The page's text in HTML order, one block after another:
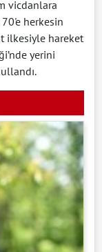
vicdanlara
herkesin
ilkesiyle hareket
yerini